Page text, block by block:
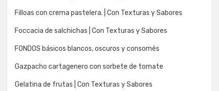
Filloas con crema pastelera. | Con Texturas y Sabores
Foccacia de salchichas | Con Texturas y Sabores
FONDOS básicos blancos, oscuros y consomés
Gazpacho cartagenero con sorbete de tomate
Gelatina de frutas | Con Texturas y Sabores